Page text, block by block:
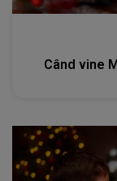
Când vine